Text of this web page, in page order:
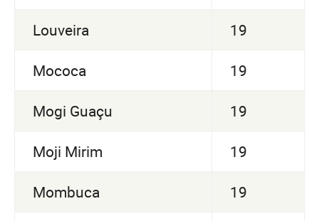
Louveira 19
Mococa 19
Mogi Guaçu 19
Moji Mirim 19
Mombuca 19